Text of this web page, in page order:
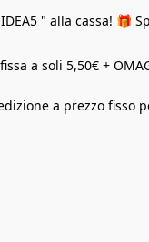
" alla cassa! 🎁
a soli 5,50€ +
a prezzo fisso